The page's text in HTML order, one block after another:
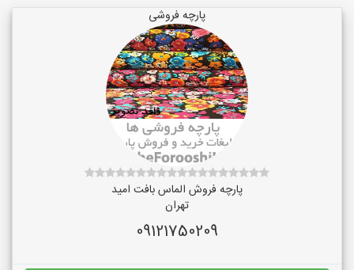
پارچه فروشی
پارچه فروش الماس بافت امید
تهران
09121750209